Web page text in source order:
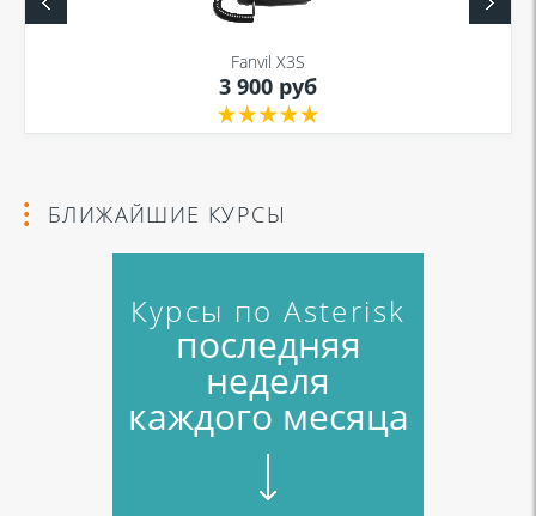
Fanvil X3S
3 900 руб
БЛИЖАЙШИЕ КУРСЫ
Курсы по Asterisk
последняя
неделя
каждого месяца